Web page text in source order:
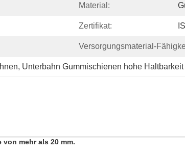
Material:
Zertifikat:
Versorgungsmaterial-
, Unterbahn Gummischienen hohe Haltbarkeit
mehr als 20 mm.